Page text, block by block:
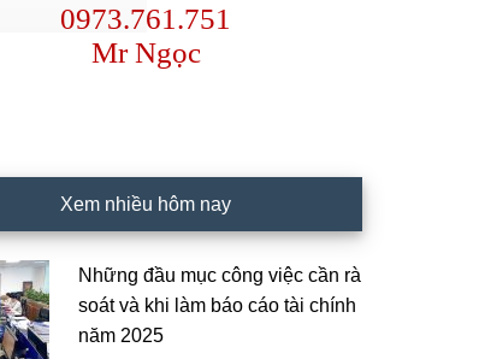
0973.761.751
Mr Ngọc
Xem nhiều hôm nay
Những đầu mục công việc cần rà
soát và khi làm báo cáo tài chính
năm 2025